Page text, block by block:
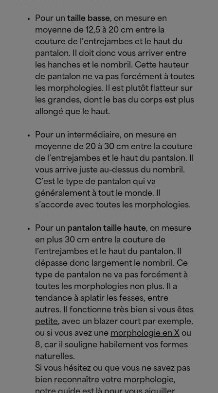
Pour un taille basse, on mesure en
moyenne de 12,5 à 20 cm entre la
couture de l’entrejambes et le haut du
pantalon. Il doit donc vous arriver entre
les hanches et le nombril. Cette hauteur
de pantalon ne va pas forcément à toutes
les morphologies. Il est plutôt flatteur sur
les grandes, dont le bas du corps est plus
allongé que le haut.
Pour un intermédiaire, on mesure en
moyenne de 20 à 30 cm entre la couture
de l’entrejambes et le haut du pantalon. Il
vous arrive juste au-dessus du nombril.
C’est le type de pantalon qui va
généralement à tout le monde. Il
s’accorde avec toutes les morphologies.
Pour un pantalon taille haute, on mesure
en plus 30 cm entre la couture de
l’entrejambes et le haut du pantalon. Il
dépasse donc largement le nombril. Ce
type de pantalon ne va pas forcément à
toutes les morphologies non plus. Il a
tendance à aplatir les fesses, entre
autres. Il fonctionne très bien si vous êtes
petite, avec un blazer court par exemple,
ou si vous avez une morphologie en X ou
8, car il souligne habilement vos formes
naturelles.
Si vous hésitez ou que vous ne savez pas
bien reconnaître votre morphologie,